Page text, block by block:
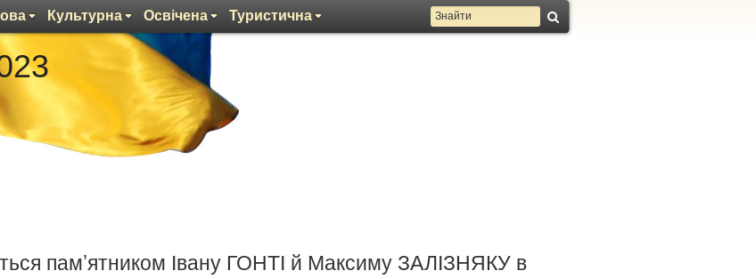
Культурна Освічена Туристична
памʼятником Івану ГОНТІ й Максиму ЗАЛІЗНЯКУ в